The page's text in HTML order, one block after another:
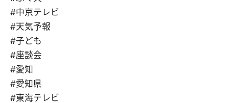
#中京テレビ
#天気予報
#子ども
#座談会
#愛知
#愛知県
#東海テレビ